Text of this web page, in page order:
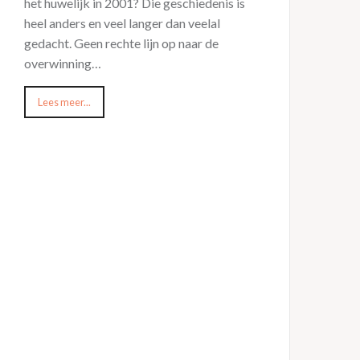
heel anders en veel langer dan veelal
gedacht. Geen rechte lijn op naar de
overwinning…
Lees meer...